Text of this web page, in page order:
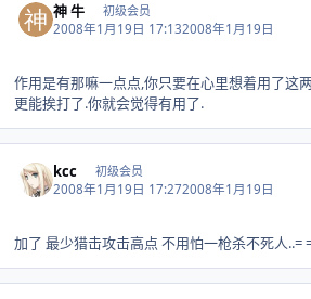
神 牛 初级会员
2008年1月19日 17:132008年1月19日
作用是有那嘛一点点,你只要在心里想着用了这
更能挨打了.你就会觉得有用了.
kcc 初级会员
2008年1月19日 17:272008年1月19日
加了 最少猎击攻击高点 不用怕一枪杀不死人..=